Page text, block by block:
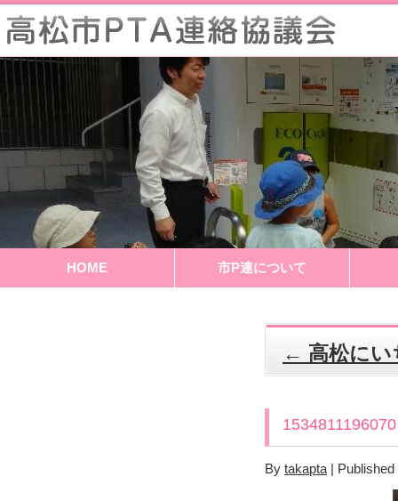
HOME 市P連について
← 高松に
1534811196070
By takapta | Published